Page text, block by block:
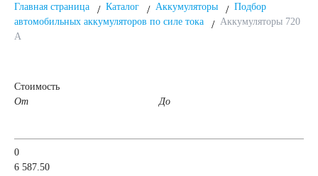
Главная страница
Каталог Аккумуляторы
Подбор
автомобильных аккумуляторов по силе тока
Аккумуляторы 720
А
Стоимость
От
До
0
6 587.50